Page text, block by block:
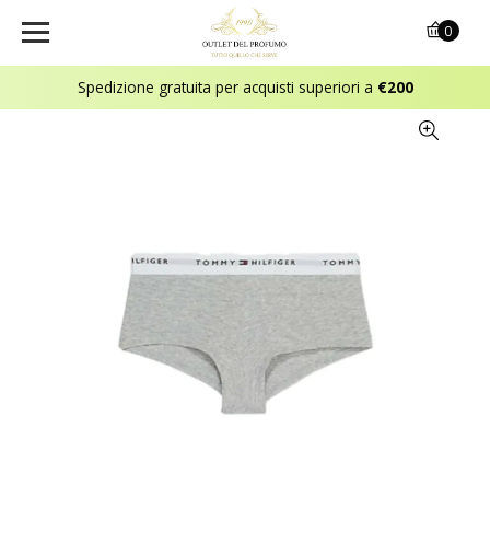
Spedizione gratuita per acquisti superiori a €200
0